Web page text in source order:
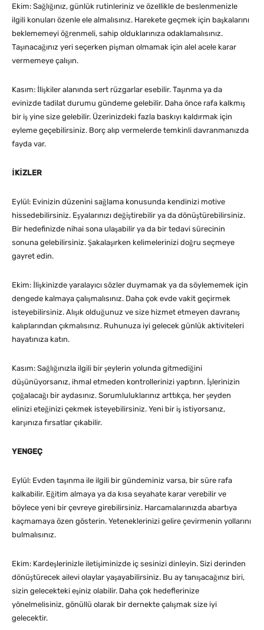
Ekim: Sağlığınız, günlük rutinleriniz ve özellikle de beslenmenizle
ilgili konuları özenle ele almalısınız. Harekete geçmek için başkalarını
beklememeyi öğrenmeli, sahip olduklarınıza odaklamalısınız.
Taşınacağınız yeri seçerken pişman olmamak için alel acele karar
vermemeye çalışın.
Kasım: İlişkiler alanında sert rüzgarlar esebilir. Taşınma ya da
evinizde tadilat durumu gündeme gelebilir. Daha önce rafa kalkmış
bir iş yine size gelebilir. Üzerinizdeki fazla baskıyı kaldırmak için
eyleme geçebilirsiniz. Borç alıp vermelerde temkinli davranmanızda
fayda var.
İKİZLER
Eylül: Evinizin düzenini sağlama konusunda kendinizi motive
hissedebilirsiniz. Eşyalarınızı değiştirebilir ya da dönüştürebilirsiniz.
Bir hedefinizde nihai sona ulaşabilir ya da bir tedavi sürecinin
sonuna gelebilirsiniz. Şakalaşırken kelimelerinizi doğru seçmeye
gayret edin.
Ekim: İlişkinizde yaralayıcı sözler duymamak ya da söylememek için
dengede kalmaya çalışmalısınız. Daha çok evde vakit geçirmek
isteyebilirsiniz. Alışık olduğunuz ve size hizmet etmeyen davranış
kalıplarından çıkmalısınız. Ruhunuza iyi gelecek günlük aktiviteleri
hayatınıza katın.
Kasım: Sağlığınızla ilgili bir şeylerin yolunda gitmediğini
düşünüyorsanız, ihmal etmeden kontrollerinizi yaptırın. İşlerinizin
çoğalacağı bir aydasınız. Sorumluluklarınız arttıkça, her şeyden
elinizi eteğinizi çekmek isteyebilirsiniz. Yeni bir iş istiyorsanız,
karşınıza fırsatlar çıkabilir.
YENGEÇ
Eylül: Evden taşınma ile ilgili bir gündeminiz varsa, bir süre rafa
kalkabilir. Eğitim almaya ya da kısa seyahate karar verebilir ve
böylece yeni bir çevreye girebilirsiniz. Harcamalarınızda abartıya
kaçmamaya özen gösterin. Yeteneklerinizi gelire çevirmenin yollarını
bulmalısınız.
Ekim: Kardeşlerinizle iletişiminizde iç sesinizi dinleyin. Sizi derinden
dönüştürecek ailevi olaylar yaşayabilirsiniz. Bu ay tanışacağınız biri,
sizin gelecekteki eşiniz olabilir. Daha çok hedeflerinize
yönelmelisiniz, gönüllü olarak bir dernekte çalışmak size iyi
gelecektir.